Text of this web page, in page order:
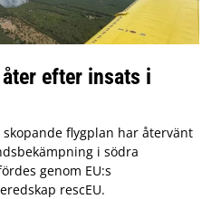
efter insats i
skopande flygplan har återvänt
i södra
genom EU:s
rescEU.